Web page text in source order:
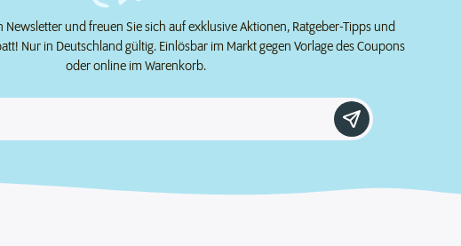
Newsletter und freuen Sie sich auf exklusive Aktionen, Ratgeber-Tipps und
Nur in Deutschland gültig. Einlösbar im Markt gegen Vorlage des Coupons
oder online im Warenkorb.